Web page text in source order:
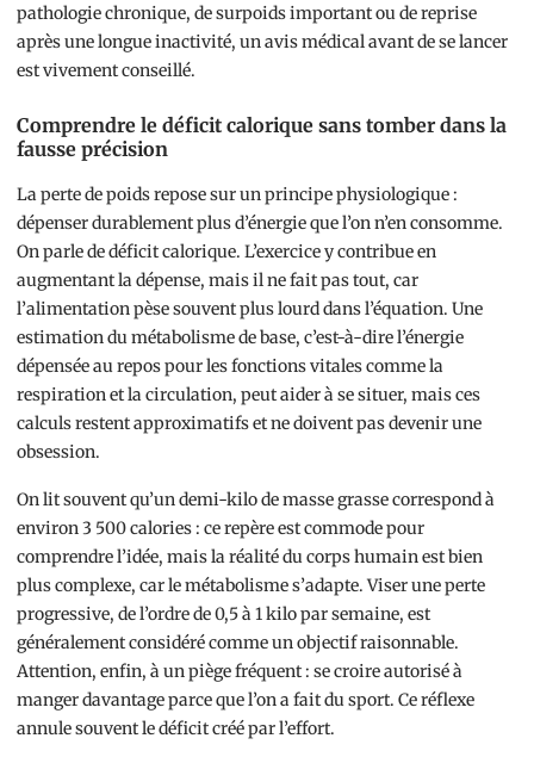
pathologie chronique, de surpoids important ou de reprise
après une longue inactivité, un avis médical avant de se lancer
est vivement conseillé.
Comprendre le déficit calorique sans tomber dans la
fausse précision
La perte de poids repose sur un principe physiologique :
dépenser durablement plus d’énergie que l’on n’en consomme.
On parle de déficit calorique. L’exercice y contribue en
augmentant la dépense, mais il ne fait pas tout, car
l’alimentation pèse souvent plus lourd dans l’équation. Une
estimation du métabolisme de base, c’est-à-dire l’énergie
dépensée au repos pour les fonctions vitales comme la
respiration et la circulation, peut aider à se situer, mais ces
calculs restent approximatifs et ne doivent pas devenir une
obsession.
On lit souvent qu’un demi-kilo de masse grasse correspond à
environ 3 500 calories : ce repère est commode pour
comprendre l’idée, mais la réalité du corps humain est bien
plus complexe, car le métabolisme s’adapte. Viser une perte
progressive, de l’ordre de 0,5 à 1 kilo par semaine, est
généralement considéré comme un objectif raisonnable.
Attention, enfin, à un piège fréquent : se croire autorisé à
manger davantage parce que l’on a fait du sport. Ce réflexe
annule souvent le déficit créé par l’effort.